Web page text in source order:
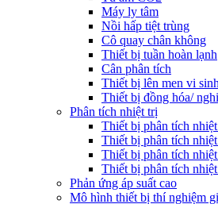
Máy ly tâm
Nồi hấp tiệt trùng
Cô quay chân không
Thiết bị tuần hoàn lạnh
Cân phân tích
Thiết bị lên men vi
Thiết bị đồng hóa/
Phân tích nhiệt trị
Thiết bị phân tích
Thiết bị phân tích
Thiết bị phân tích
Thiết bị phân tích
Phản ứng áp suất cao
Mô hình thiết bị thí nghiệm